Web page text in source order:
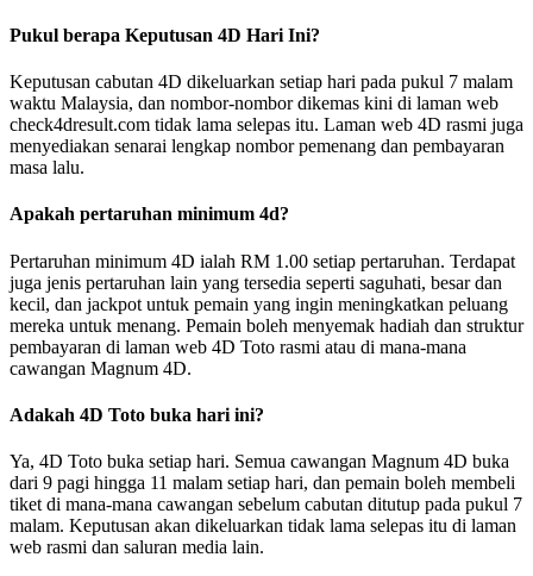
Pukul berapa Keputusan 4D Hari Ini?
Keputusan cabutan 4D dikeluarkan setiap hari pada pukul 7 malam
waktu Malaysia, dan nombor-nombor dikemas kini di laman web
check4dresult.com tidak lama selepas itu. Laman web 4D rasmi juga
menyediakan senarai lengkap nombor pemenang dan pembayaran
masa lalu.
Apakah pertaruhan minimum 4d?
Pertaruhan minimum 4D ialah RM 1.00 setiap pertaruhan. Terdapat
juga jenis pertaruhan lain yang tersedia seperti saguhati, besar dan
kecil, dan jackpot untuk pemain yang ingin meningkatkan peluang
mereka untuk menang. Pemain boleh menyemak hadiah dan struktur
pembayaran di laman web 4D Toto rasmi atau di mana-mana
cawangan Magnum 4D.
Adakah 4D Toto buka hari ini?
Ya, 4D Toto buka setiap hari. Semua cawangan Magnum 4D buka
dari 9 pagi hingga 11 malam setiap hari, dan pemain boleh membeli
tiket di mana-mana cawangan sebelum cabutan ditutup pada pukul 7
malam. Keputusan akan dikeluarkan tidak lama selepas itu di laman
web rasmi dan saluran media lain.